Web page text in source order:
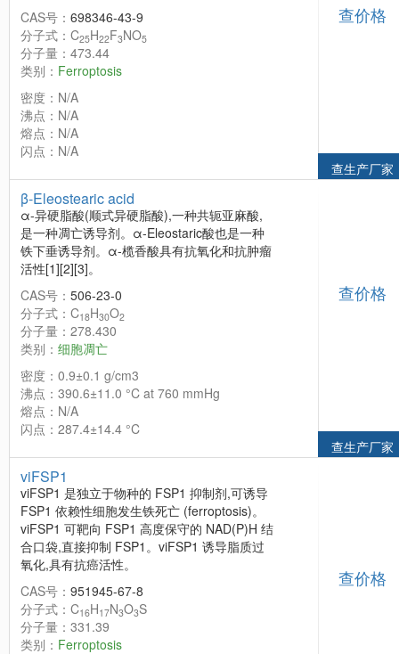
CAS号： 698346-43-9
分子式：C25H22F3NO5
分子量：473.44
类别： Ferroptosis
密度：N/A
沸点：N/A
熔点：N/A
闪点：N/A
查价格
查生产厂家
β-Eleostearic acid
α-异硬脂酸(顺式异硬脂酸),一种共轭亚麻酸,
是一种凋亡诱导剂。α-Eleostaric酸也是一种
铁下垂诱导剂。α-榄香酸具有抗氧化和抗肿瘤
活性[1][2][3]。
CAS号： 506-23-0
分子式：C18H30O2
分子量：278.430
类别： 细胞凋亡
密度：0.9±0.1 g/cm3
沸点：390.6±11.0 °C at 760 mmHg
熔点：N/A
闪点：287.4±14.4 °C
查价格
查生产厂家
viFSP1
viFSP1 是独立于物种的 FSP1 抑制剂,可诱导
FSP1 依赖性细胞发生铁死亡 (ferroptosis)。
viFSP1 可靶向 FSP1 高度保守的 NAD(P)H 结
合口袋,直接抑制 FSP1。viFSP1 诱导脂质过
氧化,具有抗癌活性。
CAS号： 951945-67-8
分子式：C16H17N3O3S
分子量：331.39
类别： Ferroptosis
查价格